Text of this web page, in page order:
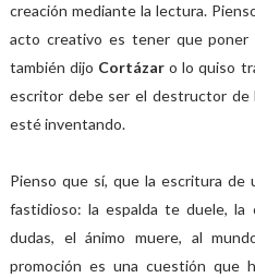
creación mediante la lectura.
acto creativo es tener que poner
también dijo Cortázaro lo quiso
escritor debe ser el destructor de
esté inventando.
Pienso que sí, que la escritura
fastidioso: la espalda te duele, la
dudas, el ánimo muere, al
promoción es una cuestión que